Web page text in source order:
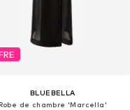
BLUEBELLA
de chambre 'Marcella'